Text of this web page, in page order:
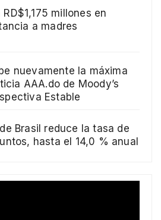
millones en
a madres
nuevamente la máxima
AAA.do de Moody’s
Estable
Brasil reduce la tasa de
hasta el 14,0 % anual